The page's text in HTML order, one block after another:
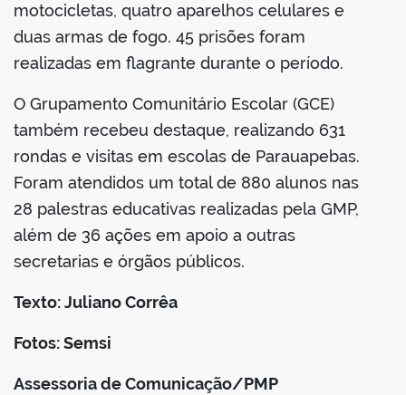
motocicletas, quatro aparelhos celulares e
duas armas de fogo. 45 prisões foram
realizadas em flagrante durante o período.
O Grupamento Comunitário Escolar (GCE)
também recebeu destaque, realizando 631
rondas e visitas em escolas de Parauapebas.
Foram atendidos um total de 880 alunos nas
28 palestras educativas realizadas pela GMP,
além de 36 ações em apoio a outras
secretarias e órgãos públicos.
Texto: Juliano Corrêa
Fotos: Semsi
Assessoria de Comunicação/PMP